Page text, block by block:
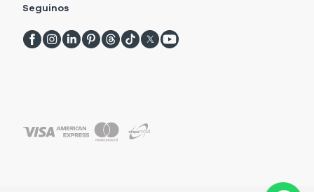
Seguinos